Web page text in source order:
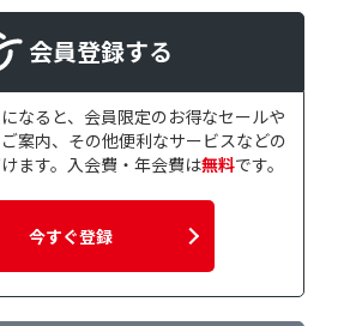
会員登録する
なると、会員限定のお得なセールや
案内、その他便利なサービスなどの
ます。入会費・年会費は無料です。
今すぐ登録